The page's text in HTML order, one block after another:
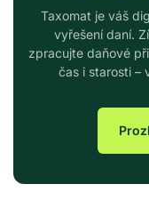
Taxomat je váš
vyřešení daní.
zpracujte daňové
čas i starosti –